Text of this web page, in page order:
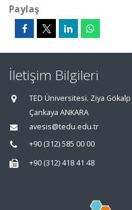
Paylaş
İletişim Bilgileri
TED Üniversitesi. Ziya
Çankaya ANKARA
avesis@tedu.edu.tr
+90 (312) 585 00 00
+90 (312) 418 41 48